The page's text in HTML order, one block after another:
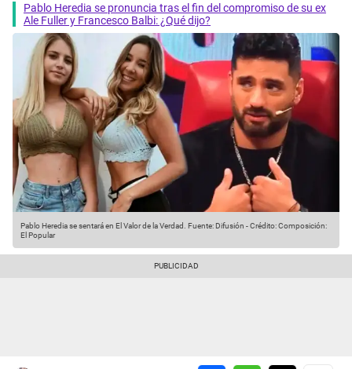
Pablo Heredia se pronuncia tras el fin del compromiso de su ex
Ale Fuller y Francesco Balbi: ¿Qué dijo?
Pablo Heredia se sentará en El Valor de la Verdad. Fuente: Difusión -Crédito: Composición:
El Popular